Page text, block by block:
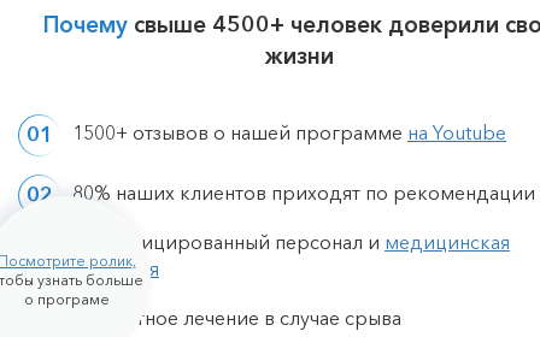
Почему свыше 4500+ человек доверили
жизни
1500+ отзывов о нашей программе на Youtube
80% наших клиентов приходят по рекомендации
Квалифицированный персонал и медицинская
лицензия
Бесплатное лечение в случае срыва
ролик,
узнать больше
о програме